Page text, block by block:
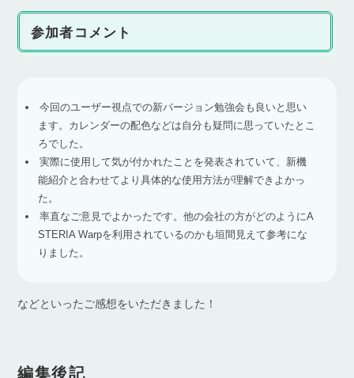
参加者コメント
今回のユーザー視点での新バージョン勉強会も良いと思い
ます。カレンダーの配色などは自分も疑問に思っていたとこ
ろでした。
実際に使用して気が付かれたことを発表されていて、新機
能紹介と合わせてより具体的な使用方法が理解できよかっ
た。
率直なご意見でよかったです。他の会社の方がどのようにA
STERIA Warpを利用されているのかも垣間見えて参考にな
りました。
などといったご感想をいただきました！
編集後記